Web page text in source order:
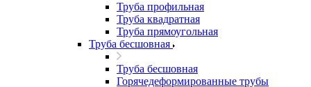
Труба профильная
Труба квадратная
Труба прямоугольная
Труба бесшовная
Труба бесшовная
Горячедеформированные трубы